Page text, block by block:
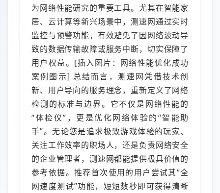
为网络性能研究的重要工具。尤其在智能家
居、云计算等新兴场景中，测速网通过实时
监控与预警功能，有效避免了因网络波动导
致的数据传输故障或服务中断，切实保障了
用户权益。[插入图片：网络性能优化成功
案例图示] 总结而言，测速网凭借技术创
新、用户导向的服务理念，重新定义了网络
检测的标准与边界。它不仅是网络性能的
“体检仪”，更是优化网络体验的“智能助
手”。无论您是追求极致游戏体验的玩家、
关注工作效率的职场人，还是负责网络安全
的企业管理者，测速网都能提供极具价值的
参考依据。推荐首次使用的用户尝试其“全
网速度测试”功能，短短数秒即可获得清晰